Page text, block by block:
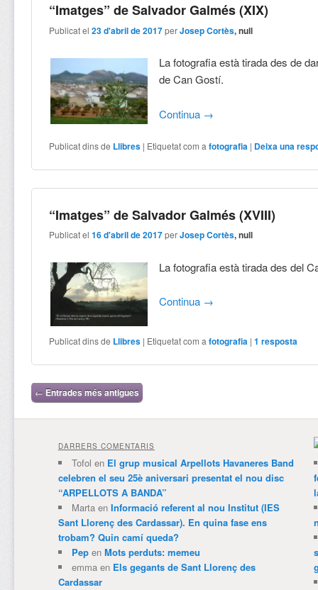
“Imatges” de Salvador Galmés (XIX)
Publicat el23 d'abril de 2017 perJosep Cortès, null
La fotografia està tirada des de
de Can Gostí.
Continua →
Publicat dins de Llibres | Etiquetat com a fotografia | Deixa una
“Imatges” de Salvador Galmés (XVIII)
Publicat el16 d'abril de 2017 perJosep Cortès, null
La fotografia està tirada des del
Continua →
Publicat dins de Llibres | Etiquetat com a fotografia |1 resposta
Navegació per les entrades
← Entrades més antigues
DARRERS COMENTARIS
Tofol en El grup musical Arpellots Havaneres Band
celebren el seu 25è aniversari presentat el nou disc
“ARPELLOTS A BANDA”
Martaen Informació referent al nou Institut (IES
Sant Llorenç des Cardassar). En quina fase ens
trobam? Quin camí queda?
Pepen Mots perduts: memeu
emmaen Els gegants de Sant Llorenç des
Cardassar